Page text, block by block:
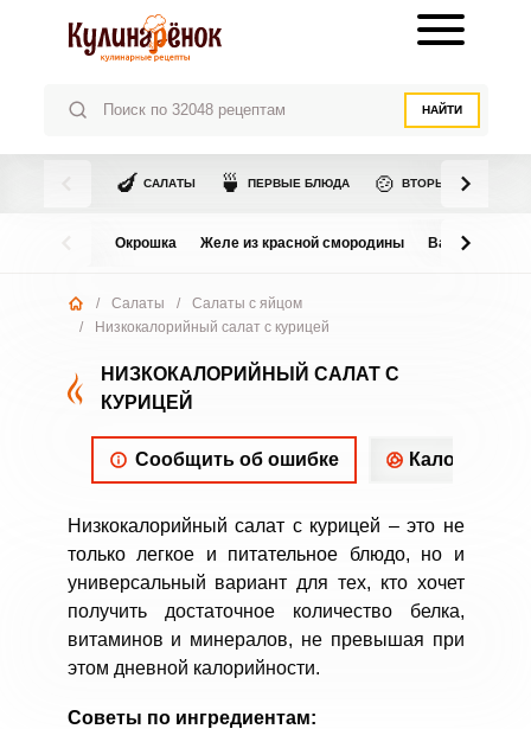
НАЙТИ
🍆 САЛАТЫ 🍵 ПЕРВЫЕ БЛЮДА 🍲 ВТОРЫЕ БЛЮДА
Окрошка Желе из красной смородины Варенье из
/ Салаты /
Салаты с яйцом
/
Низкокалорийный салат с курицей
НИЗКОКАЛОРИЙНЫЙ САЛАТ С
КУРИЦЕЙ
Сообщить об ошибке
Низкокалорийный салат с курицей – это не
только легкое и питательное блюдо, но и
универсальный вариант для тех, кто хочет
получить достаточное количество белка,
витаминов и минералов, не превышая при
этом дневной калорийности.
Советы по ингредиентам: